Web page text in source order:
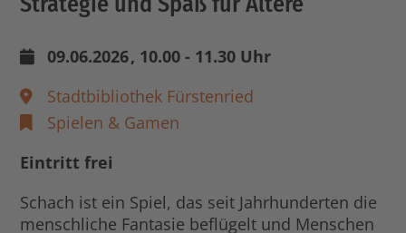
09.06.2026, 10.00 - 11.30 Uhr
Stadtbibliothek Fürstenried
Spielen & Gamen
Eintritt frei
Schach ist ein Spiel, das seit Jahrhunderten die
menschliche Fantasie beflügelt und Menschen